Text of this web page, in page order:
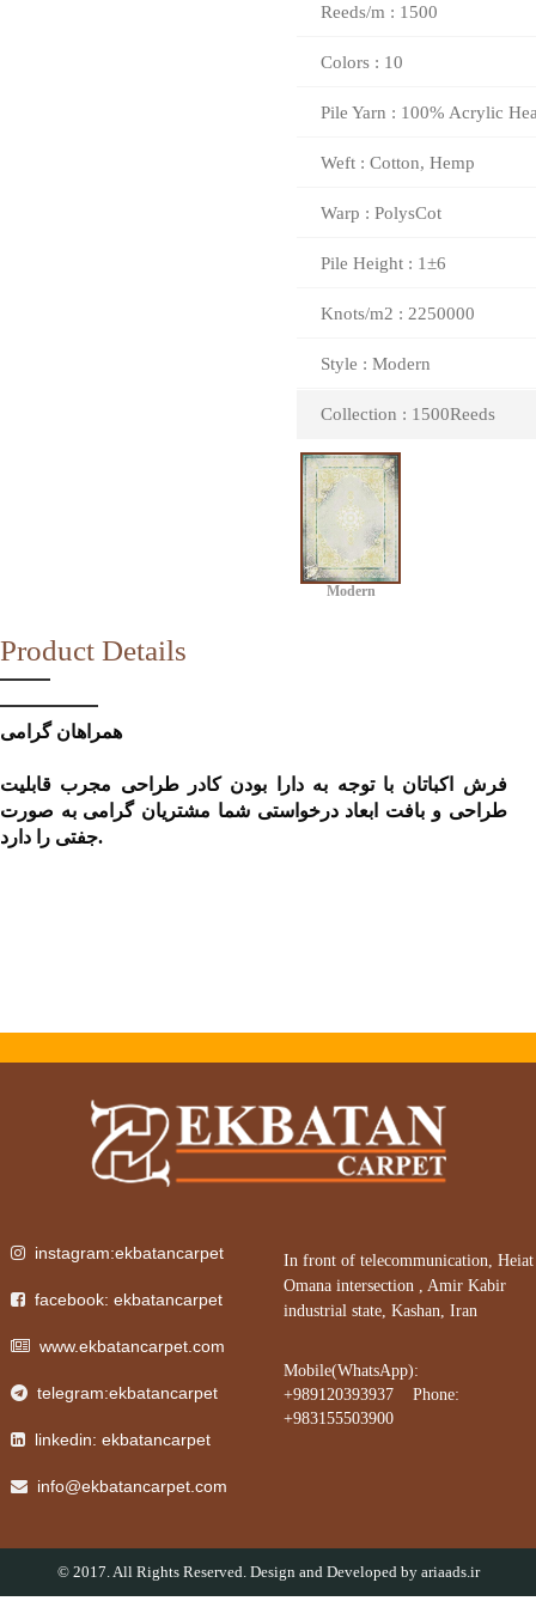
Reeds/m : 1500
Colors : 10
Pile Yarn : 100% Acrylic
Weft : Cotton, Hemp
Warp : PolysCot
Pile Height : 1±6
Knots/m2 : 2250000
Style : Modern
Collection : 1500Reeds
Modern
Product Details
همراهان گرامی
فرش اکباتان با توجه به دارا بودن کادر طراحی مجرب قابلیت
طراحی و بافت ابعاد درخواستی شما مشتریان گرامی به صورت
جفتی را دارد.
In front of telecommunication, Heiat
Omana intersection , Amir Kabir
industrial state, Kashan, Iran
Mobile(WhatsApp):
+989120393937 Phone:
+983155503900
instagram:ekbatancarpet
facebook: ekbatancarpet
www.ekbatancarpet.com
telegram:ekbatancarpet
linkedin: ekbatancarpet
info@ekbatancarpet.com
© 2017. All Rights Reserved. Design and Developed by ariaads.ir